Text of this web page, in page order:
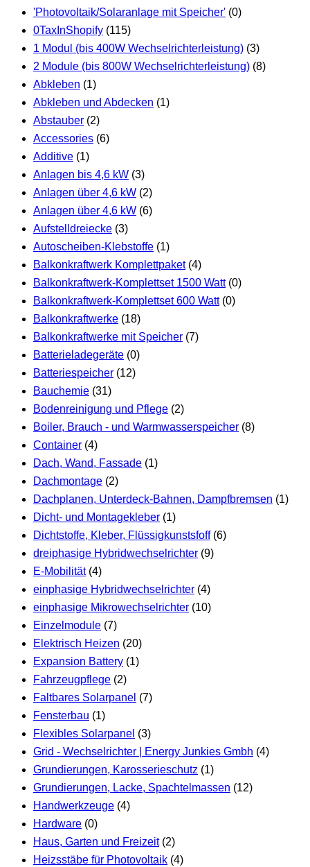
'Photovoltaik/Solaranlage mit Speicher' (0)
0TaxInShopify (115)
1 Modul (bis 400W Wechselrichterleistung) (3)
2 Module (bis 800W Wechselrichterleistung) (8)
Abkleben (1)
Abkleben und Abdecken (1)
Abstauber (2)
Accessories (6)
Additive (1)
Anlagen bis 4,6 kW (3)
Anlagen über 4,6 kW (2)
Anlagen über 4,6 kW (6)
Aufstelldreiecke (3)
Autoscheiben-Klebstoffe (1)
Balkonkraftwerk Komplettpaket (4)
Balkonkraftwerk-Komplettset 1500 Watt (0)
Balkonkraftwerk-Komplettset 600 Watt (0)
Balkonkraftwerke (18)
Balkonkraftwerke mit Speicher (7)
Batterieladegeräte (0)
Batteriespeicher (12)
Bauchemie (31)
Bodenreinigung und Pflege (2)
Boiler, Brauch - und Warmwasserspeicher (8)
Container (4)
Dach, Wand, Fassade (1)
Dachmontage (2)
Dachplanen, Unterdeck-Bahnen, Dampfbremsen (1)
Dicht- und Montagekleber (1)
Dichtstoffe, Kleber, Flüssigkunstsfoff (6)
dreiphasige Hybridwechselrichter (9)
E-Mobilität (4)
einphasige Hybridwechselrichter (4)
einphasige Mikrowechselrichter (10)
Einzelmodule (7)
Elektrisch Heizen (20)
Expansion Battery (1)
Fahrzeugpflege (2)
Faltbares Solarpanel (7)
Fensterbau (1)
Flexibles Solarpanel (3)
Grid - Wechselrichter | Energy Junkies Gmbh (4)
Grundierungen, Karosserieschutz (1)
Grundierungen, Lacke, Spachtelmassen (12)
Handwerkzeuge (4)
Hardware (0)
Haus, Garten und Freizeit (2)
Heizsstäbe für Photovoltaik (4)